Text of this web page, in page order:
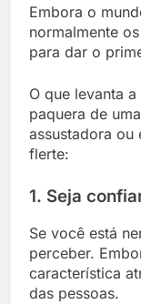
Embora o
normalmente
para dar o
O que levanta
paquera de
assustadora ou
flerte:
1. Seja
Se você está
perceber.
característica
das pessoas.